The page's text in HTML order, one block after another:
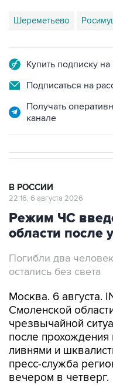
Шереметьево
Купить подписку
Подписаться на
Получать
канале
В РОССИИ
22:16, 6 августа 2026
Режим ЧС
области после
Погибли два
остались без света
Москва. 6 августа.
Смоленской
чрезвычайной
после
ливнями и
пресс-служба
вечером в четверг.